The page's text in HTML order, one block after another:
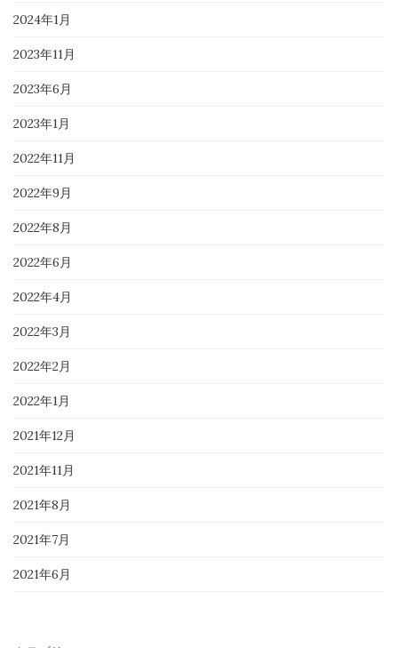
2024年1月
2023年11月
2023年6月
2023年1月
2022年11月
2022年9月
2022年8月
2022年6月
2022年4月
2022年3月
2022年2月
2022年1月
2021年12月
2021年11月
2021年8月
2021年7月
2021年6月